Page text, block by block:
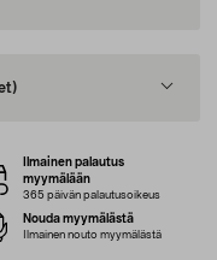
Ilmainen palautus
myymälään
365 päivän palautusoikeus
Nouda myymälästä
Ilmainen nouto myymälästä